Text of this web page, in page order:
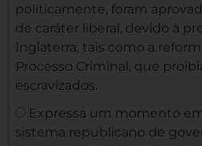
politicamente, foram
de caráter liberal, devido à
Inglaterra, tais como a
Processo Criminal, que
escravizados.
Expressa um momento
sistema republicano de